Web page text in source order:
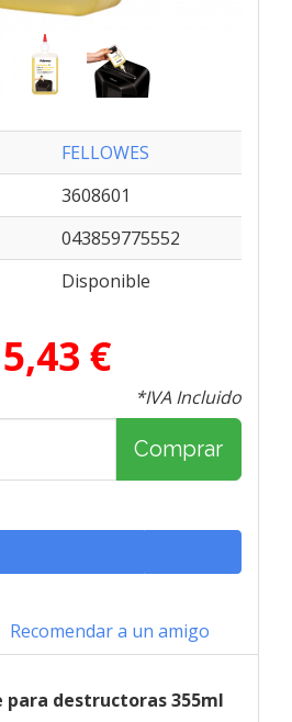
FELLOWES
3608601
043859775552
Disponible
€
*IVA Incluido
Comprar
Recomendar a un amigo
destructoras 355ml